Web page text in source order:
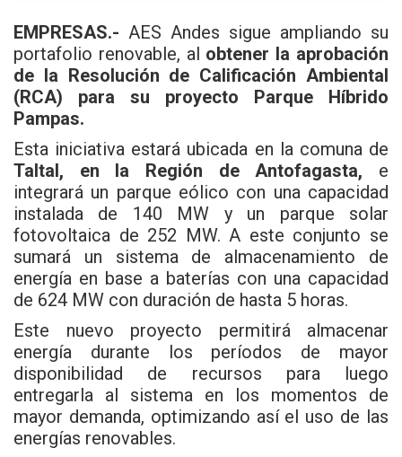
EMPRESAS.- AES Andes sigue ampliando su
portafolio renovable, al obtener la aprobación
de la Resolución de Calificación Ambiental
(RCA) para su proyecto Parque Híbrido
Pampas.
Esta iniciativa estará ubicada en la comuna de
Taltal, en la Región de Antofagasta, e
integrará un parque eólico con una capacidad
instalada de 140 MW y un parque solar
fotovoltaica de 252 MW. A este conjunto se
sumará un sistema de almacenamiento de
energía en base a baterías con una capacidad
de 624 MW con duración de hasta 5 horas.
Este nuevo proyecto permitirá almacenar
energía durante los períodos de mayor
disponibilidad de recursos para luego
entregarla al sistema en los momentos de
mayor demanda, optimizando así el uso de las
energías renovables.